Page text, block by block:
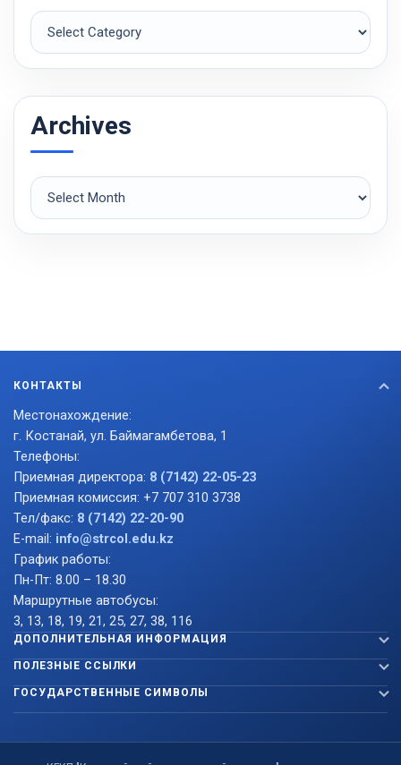
Рубрики
Archives
Archives
КОНТАКТЫ
Местонахождение:
г. Костанай, ул. Баймагамбетова, 1
Телефоны:
Приемная директора: 8 (7142) 22-05-23
Приемная комиссия: +7 707 310 3738
Тел/факс: 8 (7142) 22-20-90
E-mail: info@strcol.edu.kz
График работы:
Пн-Пт: 8.00 – 18.30
Маршрутные автобусы:
3, 13, 18, 19, 21, 25, 27, 38, 116
ДОПОЛНИТЕЛЬНАЯ ИНФОРМАЦИЯ
ПОЛЕЗНЫЕ ССЫЛКИ
ГОСУДАРСТВЕННЫЕ СИМВОЛЫ